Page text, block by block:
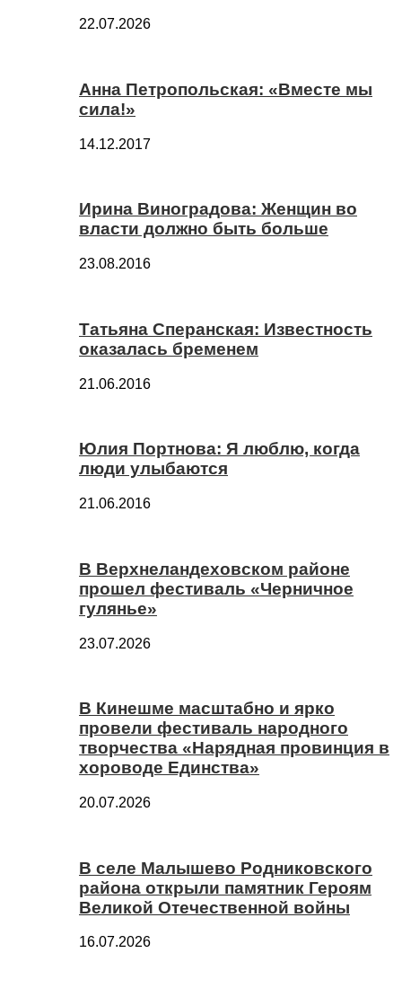
22.07.2026
Анна Петропольская: «Вместе мы
сила!»
14.12.2017
Ирина Виноградова: Женщин во
власти должно быть больше
23.08.2016
Татьяна Сперанская: Известность
оказалась бременем
21.06.2016
Юлия Портнова: Я люблю, когда
люди улыбаются
21.06.2016
В Верхнеландеховском районе
прошел фестиваль «Черничное
гулянье»
23.07.2026
В Кинешме масштабно и ярко
провели фестиваль народного
творчества «Нарядная провинция в
хороводе Единства»
20.07.2026
В селе Малышево Родниковского
района открыли памятник Героям
Великой Отечественной войны
16.07.2026